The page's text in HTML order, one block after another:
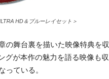
HD＆ブルーレイセット＞
の舞台裏を描いた映像特典を収
グが本作の魅力を語る映像も収
っている。